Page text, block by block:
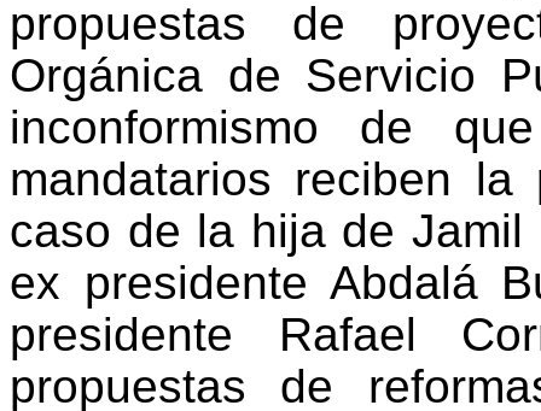
propuestas de
Orgánica de Servicio
inconformismo de
mandatarios reciben
caso de la hija de
ex presidente Abdalá
presidente Rafael
propuestas de